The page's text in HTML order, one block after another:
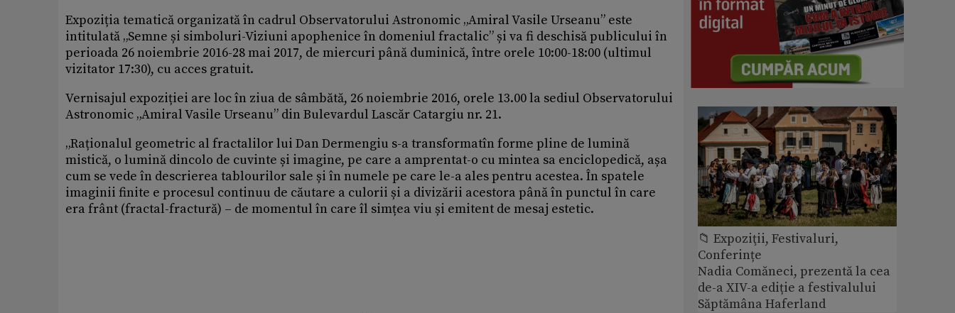
Expoziția tematică organizată în cadrul Observatorului Astronomic „Amiral Vasile Urseanu” este
intitulată „Semne și simboluri-Viziuni apophenice în domeniul fractalic” și va fi deschisă publicului în
perioada 26 noiembrie 2016-28 mai 2017, de miercuri până duminică, între orele 10:00-18:00 (ultimul
vizitator 17:30), cu acces gratuit.
Vernisajul expoziției are loc în ziua de sâmbătă, 26 noiembrie 2016, orele 13.00 la sediul Observatorului
Astronomic „Amiral Vasile Urseanu” din Bulevardul Lascăr Catargiu nr. 21.
„Raționalul geometric al fractalilor lui Dan Dermengiu s-a transformatîn forme pline de lumină
mistică, o lumină dincolo de cuvinte și imagine, pe care a amprentat-o cu mintea sa enciclopedică, așa
cum se vede în descrierea tablourilor sale și în numele pe care le-a ales pentru acestea. În spatele
imaginii finite e procesul continuu de căutare a culorii și a divizării acestora până în punctul în care
era frânt (fractal-fractură) – de momentul în care îl simțea viu și emitent de mesaj estetic.
📁 Expoziţii, Festivaluri,
Conferințe
Nadia Comăneci, prezentă la cea
de-a XIV-a ediție a festivalului
Săptămâna Haferland